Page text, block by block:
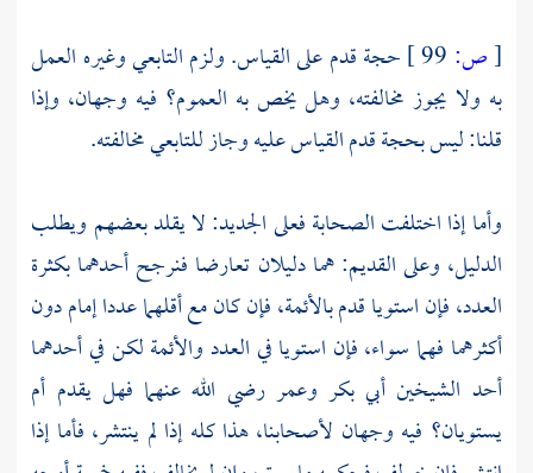
[ص:
حجة قدم على القياس. ولزم التابعي وغيره العمل
به ولا يجوز مخالفته، وهل يخص به العموم؟ فيه وجهان، وإذا
قلنا: ليس بحجة قدم القياس عليه وجاز للتابعي مخالفته.
وأما إذا اختلفت الصحابة فعلى الجديد: لا يقلد بعضهم ويطلب
الدليل، وعلى القديم: هما دليلان تعارضا فنرجح أحدهما بكثرة
العدد، فإن استويا قدم بالأئمة، فإن كان مع أقلهما عددا إمام دون
أكثرهما فهما سواء، فإن استويا في العدد والأئمة لكن في أحدهما
أحد الشيخين أبي بكر وعمررضي الله عنهما فهل يقدم أم
يستويان؟ فيه وجهان لأصحابنا، هذا كله إذا لم ينتشر، فأما إذا